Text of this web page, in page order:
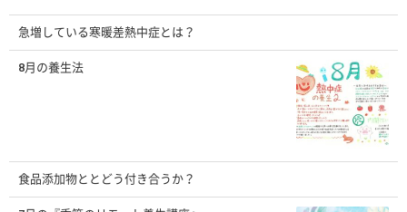
急増している寒暖差熱中症とは？
8月の養生法
食品添加物ととどう付き合うか？